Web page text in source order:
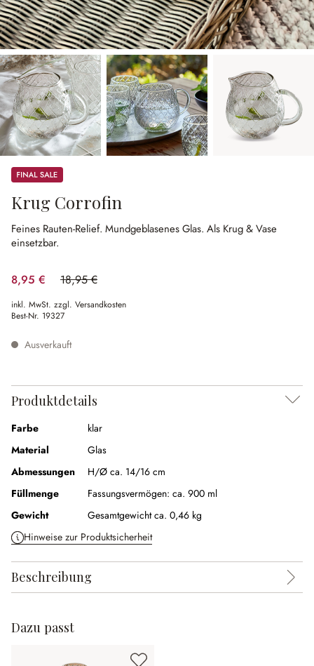
Sale
Krug Corrofin
Feines Rauten-Relief. Mundgeblasenes Glas. Als Krug & Vase
einsetzbar.
8,95 € 18,95 €
(52.77% gespart)
inkl. MwSt. zzgl. Versandkosten
Best-Nr. 19327
Ausverkauft
Produktdetails
Farbe
klar
Material
Glas
Abmessungen
H/Ø ca. 14/16 cm
Füllmenge
Fassungsvermögen: ca. 900 ml
Gewicht
Gesamtgewicht ca. 0,46 kg
Hinweise zur Produktsicherheit
Beschreibung
Dazu passt